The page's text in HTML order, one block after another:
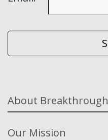
About Breakthrough
Our Mission